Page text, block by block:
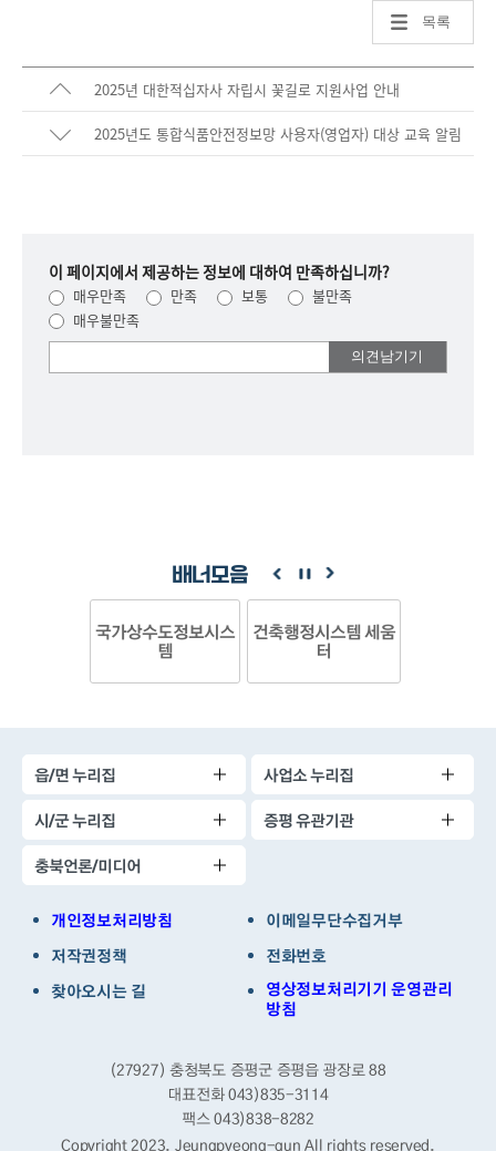
목록
2025년 대한적십자사 자립시 꽃길로 지원사업 안내
2025년도 통합식품안전정보망 사용자(영업자) 대상 교육 알림
이 페이지에서 제공하는 정보에 대하여 만족하십니까?
매우만족 만족 보통
불만족
매우불만족
의견을
배너모음
국가상수도정보시스
템
건축행정시스템 세움
터
읍/면 누리집
사업소 누리집
시/군 누리집
증평 유관기관
충북언론/미디어
개인정보처리방침
이메일무단수집거부
저작권정책
전화번호
찾아오시는 길
영상정보처리기기 운영관리
방침
(27927) 충청북도 증평군 증평읍 광장로 88
대표전화 043)835-3114
팩스 043)838-8282
Copyright 2023. Jeungpyeong-gunAll rights reserved.